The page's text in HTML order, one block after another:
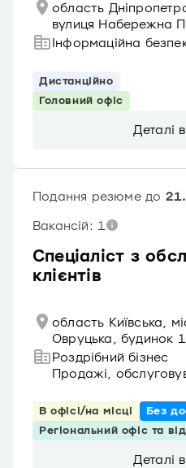
область
вулиця Набережна
Інформаційна
Дистанційно
Головний офіс
Деталі
Спеціаліст з
клієнтів
Подання резюме до
Вакансій: 1
область Київська,
Овруцька, будинок
Роздрібний бізнес
Продажі,
В офісі/на місці
Без
Регіональний офіс та
Деталі